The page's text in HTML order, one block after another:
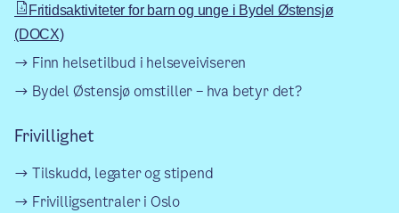
Fritidsaktiviteter for barn og unge i Bydel Østensjø
(DOCX)
Finn helsetilbud i helseveiviseren
Bydel Østensjø omstiller – hva betyr det?
Frivillighet
Tilskudd, legater og stipend
Frivilligsentraler i Oslo